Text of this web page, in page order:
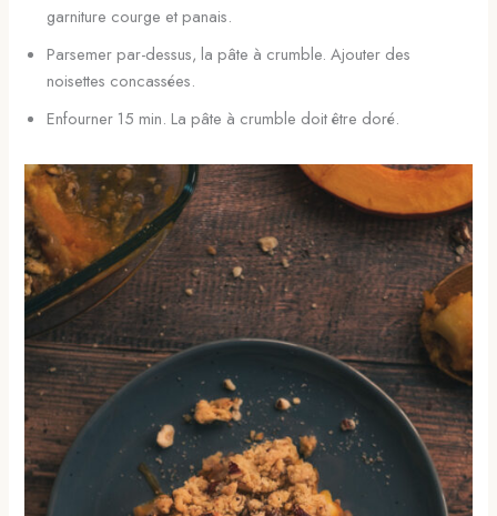
garniture courge et panais.
Parsemer par-dessus, la pâte à crumble. Ajouter des
noisettes concassées.
Enfourner 15 min. La pâte à crumble doit être doré.